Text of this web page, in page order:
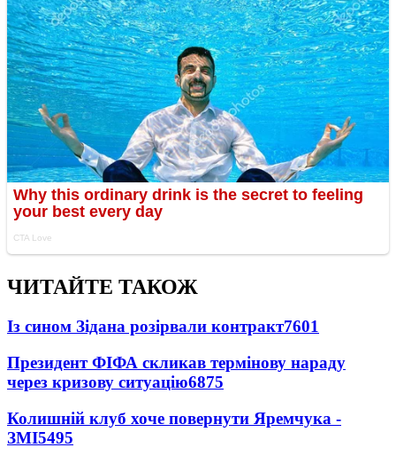
ЧИТАЙТЕ ТАКОЖ
Із сином Зідана розірвали контракт7601
Президент ФІФА скликав термінову нараду
через кризову ситуацію6875
Колишній клуб хоче повернути Яремчука -
ЗМІ5495